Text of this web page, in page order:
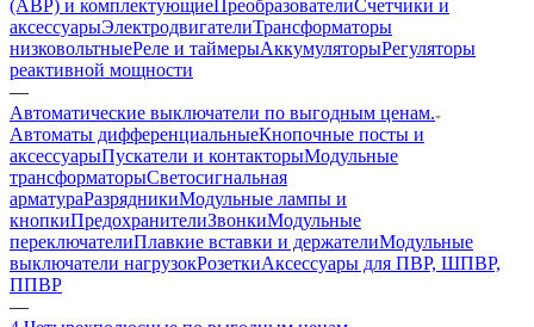
(АВР) и комплектующиеПреобразователиСчетчики и
аксессуарыЭлектродвигателиТрансформаторы
низковольтныеРеле и таймерыАккумуляторыРегуляторы
реактивной мощности
—
Автоматические выключатели по выгодным ценам.
Автоматы дифференциальныеКнопочные посты и
аксессуарыПускатели и контакторыМодульные
трансформаторыСветосигнальная
арматураРазрядникиМодульные лампы и
кнопкиПредохранителиЗвонкиМодульные
переключателиПлавкие вставки и держателиМодульные
выключатели нагрузокРозеткиАксессуары для ПВР, ШПВР,
ППВР
—